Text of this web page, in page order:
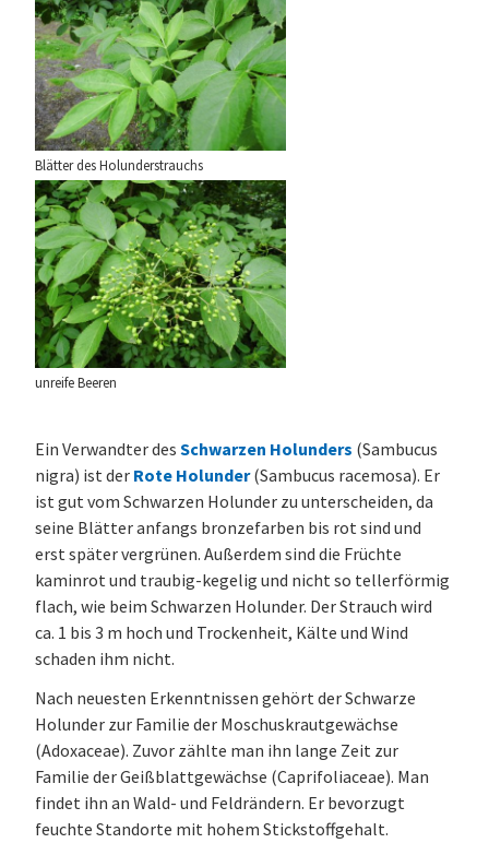
Blätter des Holunderstrauchs
unreife Beeren
Ein Verwandter des Schwarzen Holunders (Sambucus
nigra) ist der Rote Holunder(Sambucus racemosa). Er
ist gut vom Schwarzen Holunder zu unterscheiden, da
seine Blätter anfangs bronzefarben bis rot sind und
erst später vergrünen. Außerdem sind die Früchte
kaminrot und traubig-kegelig und nicht so tellerförmig
flach, wie beim Schwarzen Holunder. Der Strauch wird
ca. 1 bis 3 m hoch und Trockenheit, Kälte und Wind
schaden ihm nicht.
Nach neuesten Erkenntnissen gehört der Schwarze
Holunder zur Familie der Moschuskrautgewächse
(Adoxaceae). Zuvor zählte man ihn lange Zeit zur
Familie der Geißblattgewächse (Caprifoliaceae). Man
findet ihn an Wald- und Feldrändern. Er bevorzugt
feuchte Standorte mit hohem Stickstoffgehalt.